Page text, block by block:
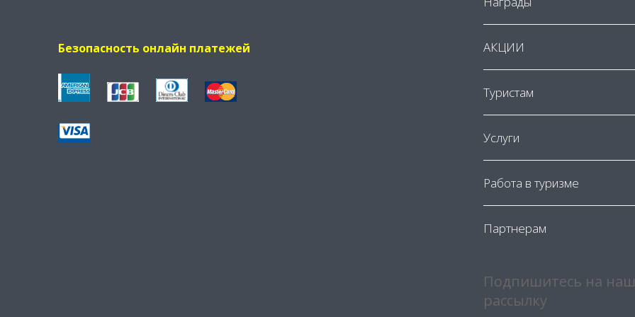
Безопасность онлайн платежей АКЦИИ
Туристам
Услуги
Работа в туризме
Партнерам
Подпишитесь на
рассылку